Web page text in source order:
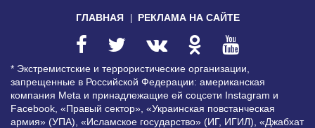
ГЛАВНАЯ РЕКЛАМА НА САЙТЕ
* Экстремистские и террористические организации,
запрещенные в Российской Федерации: американская
компания Meta и принадлежащие ей соцсети Instagram и
Facebook, «Правый сектор», «Украинская повстанческая
армия» (УПА), «Исламское государство» (ИГ, ИГИЛ), «Джабхат